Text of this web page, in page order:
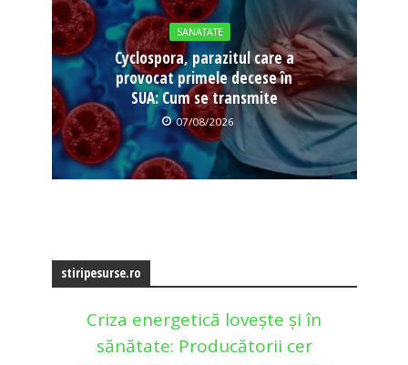
SANATATE
Cyclospora, parazitul care a
provocat primele decese în
SUA: Cum se transmite
07/08/2026
stiripesurse.ro
Criza energetică lovește și în
sănătate: Producătorii cer